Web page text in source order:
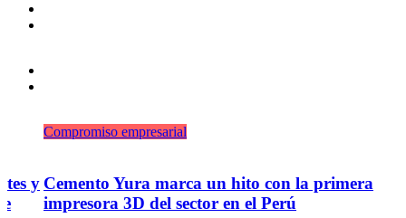
y
Compromiso empresarial
Cemento Yura marca un hito con la primera
impresora 3D del sector en el Perú